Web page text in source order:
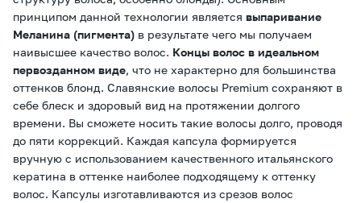
принципом данной технологии является выпаривание
Меланина (пигмента) в результате чего мы получаем
наивысшее качество волос. Концы волос в идеальном
первозданном виде, что не характерно для большинства
оттенков блонд. Славянские волосы Premium сохраняют в
себе блеск и здоровый вид на протяжении долгого
времени. Вы сможете носить такие волосы долго, проводя
до пяти коррекций. Каждая капсула формируется
вручную с использованием качественного итальянского
кератина в оттенке наиболее подходящему к оттенку
волос. Капсулы изготавливаются из срезов волос